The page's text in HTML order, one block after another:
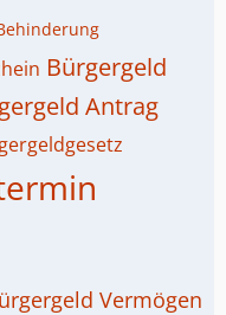
Bürgergeld
Antrag
Vermögen